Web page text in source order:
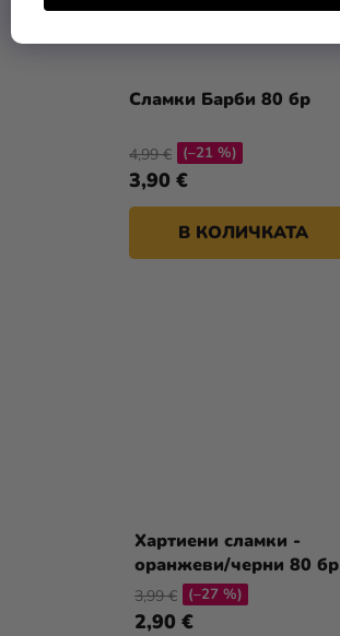
Сламки Барби 80 бр
3,90 €
4,99 € (–21 %)
В КОЛИЧКАТА
Хартиени сламки -
оранжеви/черни 80 бр
2,90 €
3,99 € (–27 %)